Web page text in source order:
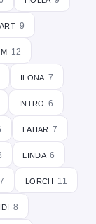
9
12
ilona 7
intro 6
lahar 7
linda 6
lorch 11
8